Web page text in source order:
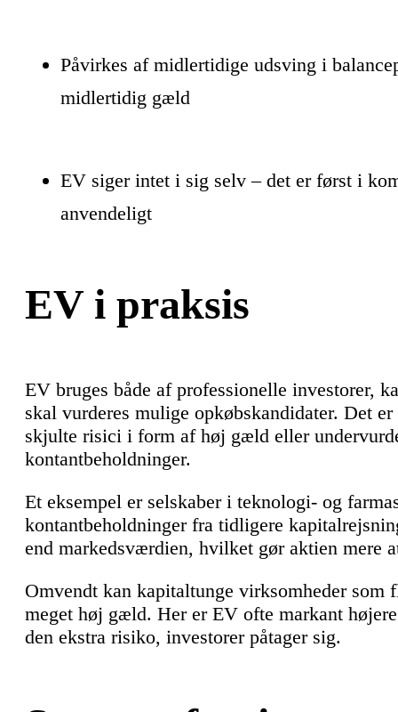
Påvirkes af midlertidige udsving i
midlertidig gæld
EV siger intet i sig selv – det er først i
anvendeligt
EV i praksis
EV bruges både af professionelle investorer,
skal vurderes mulige opkøbskandidater. Det
skjulte risici i form af høj gæld eller
kontantbeholdninger.
Et eksempel er selskaber i teknologi- og
kontantbeholdninger fra tidligere
end markedsværdien, hvilket gør aktien mere
Omvendt kan kapitaltunge virksomheder som
meget høj gæld. Her er EV ofte markant
den ekstra risiko, investorer påtager sig.